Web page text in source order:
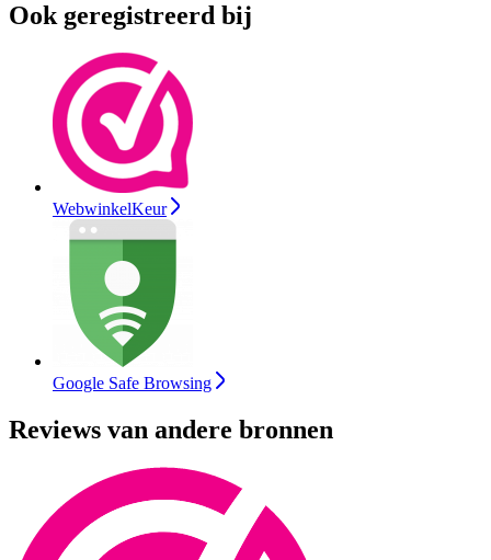
Ook geregistreerd bij
WebwinkelKeur
Google Safe Browsing
Reviews van andere bronnen